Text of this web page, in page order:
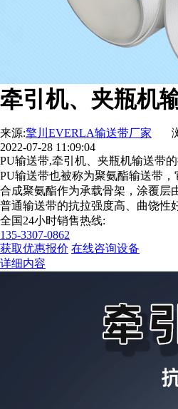
牵引机、夹瓶机
来源:擎川EVERLA输送带厂家 浏
2022-07-28 11:09:04
PU输送带,牵引机、夹瓶机输送带的
PU输送带也被称为聚氨酯输送带
合成聚氨酯作为承载骨架，涂覆层
普通输送带的抗拉强度高、曲饶性
全国24小时销售热线:
135-3307-0862
获取优惠报价 在线咨询设备
详细内容